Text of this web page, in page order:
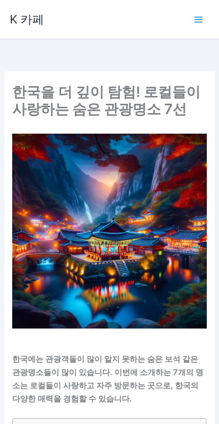
K 카페
한국을 더 깊이 탐험! 로컬들이
사랑하는 숨은 관광명소 7선
한국에는 관광객들이 많이 알지 못하는 숨은 보석 같은
관광명소들이 많이 있습니다. 이번에 소개하는 7개의 명
소는 로컬들이 사랑하고 자주 방문하는 곳으로, 한국의
다양한 매력을 경험할 수 있습니다.